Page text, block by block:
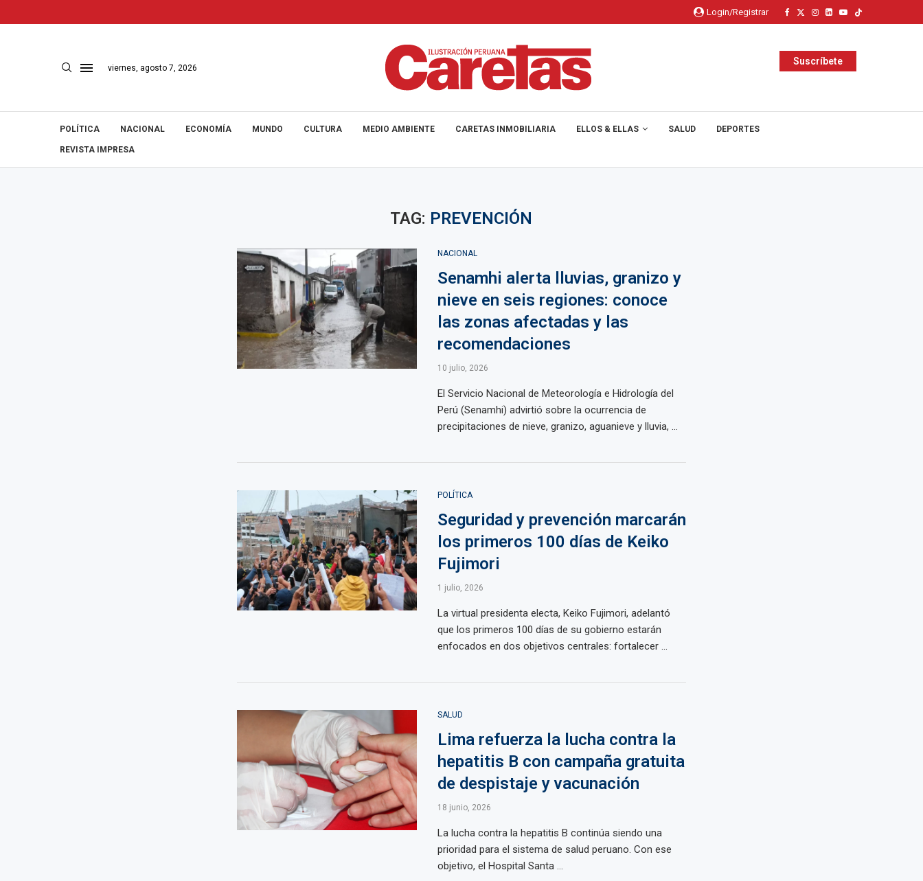
Login/Registrar
viernes, agosto 7, 2026
Suscríbete
POLÍTICA NACIONAL ECONOMÍA MUNDO CULTURA MEDIO AMBIENTE CARETAS INMOBILIARIA ELLOS & ELLAS SALUD DEPORTES
REVISTA IMPRESA
TAG: PREVENCIÓN
NACIONAL
Senamhi alerta lluvias, granizo y
nieve en seis regiones: conoce
las zonas afectadas y las
recomendaciones
10 julio, 2026
El Servicio Nacional de Meteorología e Hidrología del
Perú (Senamhi) advirtió sobre la ocurrencia de
precipitaciones de nieve, granizo, aguanieve y lluvia, ...
POLÍTICA
Seguridad y prevención marcarán
los primeros 100 días de Keiko
Fujimori
1 julio, 2026
La virtual presidenta electa, Keiko Fujimori, adelantó
que los primeros 100 días de su gobierno estarán
enfocados en dos objetivos centrales: fortalecer ...
SALUD
Lima refuerza la lucha contra la
hepatitis B con campaña gratuita
de despistaje y vacunación
18 junio, 2026
La lucha contra la hepatitis B continúa siendo una
prioridad para el sistema de salud peruano. Con ese
objetivo, el Hospital Santa ...